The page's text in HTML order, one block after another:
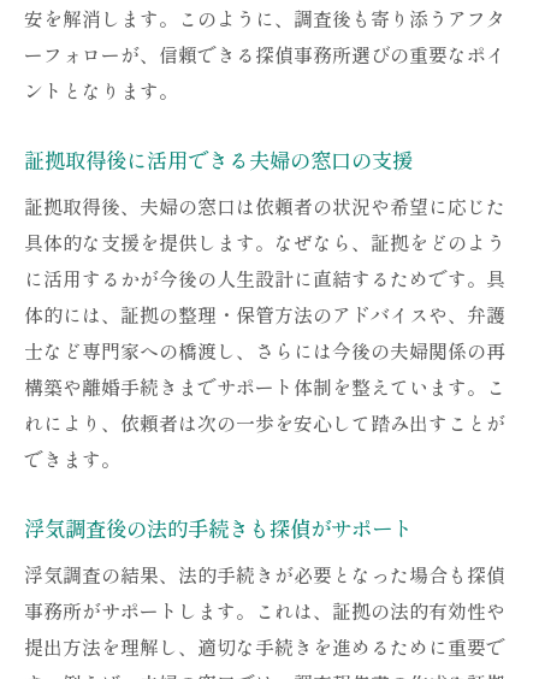
安を解消します。このように、調査後も寄り添うアフタ
ーフォローが、信頼できる探偵事務所選びの重要なポイ
ントとなります。
証拠取得後に活用できる夫婦の窓口の支援
証拠取得後、夫婦の窓口は依頼者の状況や希望に応じた
具体的な支援を提供します。なぜなら、証拠をどのよう
に活用するかが今後の人生設計に直結するためです。具
体的には、証拠の整理・保管方法のアドバイスや、弁護
士など専門家への橋渡し、さらには今後の夫婦関係の再
構築や離婚手続きまでサポート体制を整えています。こ
れにより、依頼者は次の一歩を安心して踏み出すことが
できます。
浮気調査後の法的手続きも探偵がサポート
浮気調査の結果、法的手続きが必要となった場合も探偵
事務所がサポートします。これは、証拠の法的有効性や
提出方法を理解し、適切な手続きを進めるために重要で